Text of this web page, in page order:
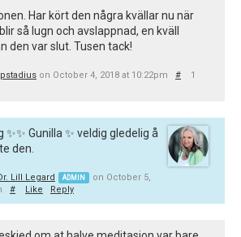
Har kört den några kvällar nu när
så lugn och avslappnad, en kväll
den var slut. Tusen tack!
on October 4, 2018 at 10:22pm #
1
✨✨ Gunilla ✨ veldig gledelig å
den.
Lill Legard ADMIN
on October 5,
# Like Reply